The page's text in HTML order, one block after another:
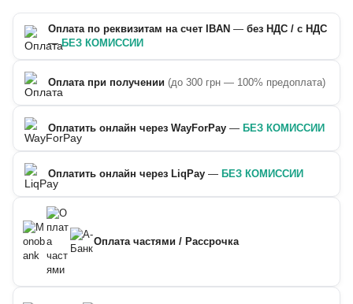
Оплата по реквизитам на счет IBAN — без НДС / с НДС
—БЕЗ КОМИССИИ
Оплата при получении (до 300 грн — 100% предоплата)
Оплатить онлайн через WayForPay — БЕЗ КОМИССИИ
Оплатить онлайн через LiqPay — БЕЗ КОМИССИИ
Оплата частями / Рассрочка